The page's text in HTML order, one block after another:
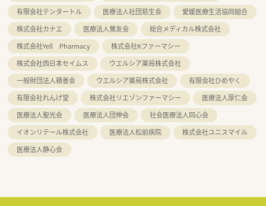
有限会社テンタートル
医療法人社団慈生会
愛媛医療生活協同組合
株式会社カナエ
医療法人鶯友会
総合メディカル株式会社
株式会社Yell Pharmacy
株式会社Kファーマシー
株式会社西日本セイムス
ウエルシア薬局株式会社
一般財団法人積善会
ウエルシア薬局株式会社
有限会社ひめやく
有限会社れんげ堂
株式会社リエゾンファーマシー
医療法人厚仁会
医療法人聖光会
医療法人団伸会
社会医療法人同心会
イオンリテール株式会社
医療法人松前病院
株式会社ユニスマイル
医療法人静心会